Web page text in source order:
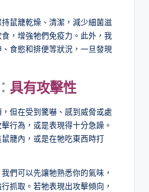
持鼠籠乾燥、清潔，減少細菌滋
，增強牠們免疫力。此外，我
食慾和排便等狀況，一旦發現
具有攻擊性
但在受到驚嚇、感到威脅或處
行為，或是表現得十分急躁。
籠內，或是在牠吃東西時打
們可以先讓牠熟悉你的氣味，
抓取。若牠表現出攻擊傾向，